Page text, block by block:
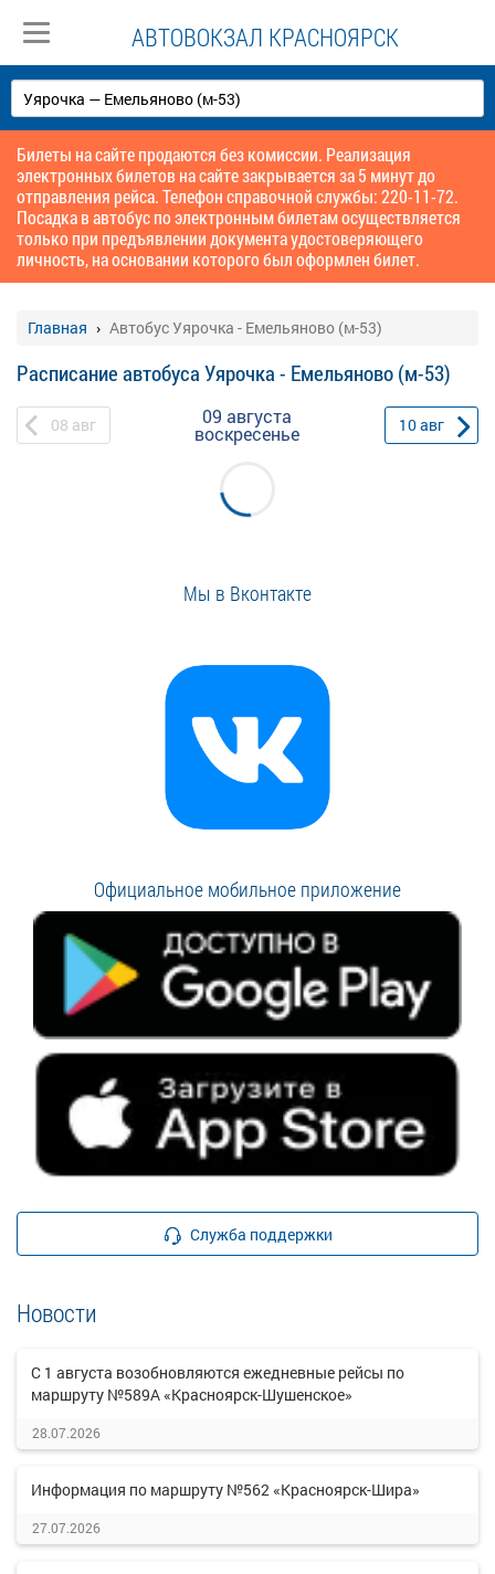
АВТОВОКЗАЛ КРАСНОЯРСК
Билеты на сайте продаются без комиссии. Реализация
электронных билетов на сайте закрывается за 5 минут до
отправления рейса. Телефон справочной службы: 220-11-72.
Посадка в автобус по электронным билетам осуществляется
только при предъявлении документа удостоверяющего
личность, на основании которого был оформлен билет.
Главная Автобус Уярочка - Емельяново (м-53)
Расписание автобуса Уярочка - Емельяново (м-53)
08 авг 09 августа
воскресенье 10авг
Мы в Вконтакте
Официальное мобильное приложение
Служба поддержки
Новости
С 1 августа возобновляются ежедневные рейсы по
маршруту №589А «Красноярск-Шушенское»
28.07.2026
Информация по маршруту №562 «Красноярск-Шира»
27.07.2026